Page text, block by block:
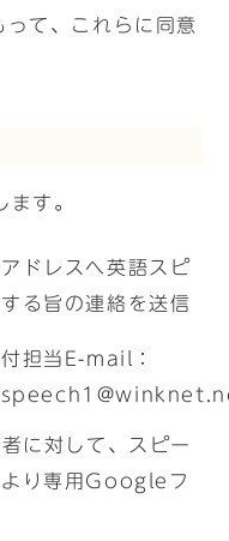
って、これらに同意
ます。
ドレスへ英語スピ
る旨の連絡を送信
担当E-mail：
に対して、スピー
より専用Googleフ